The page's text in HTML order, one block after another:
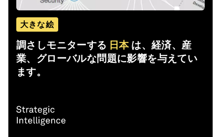
大きな絵
調さしモニターする 日本 は、経済、産
業、グローバルな問題に影響を与えてい
ます。